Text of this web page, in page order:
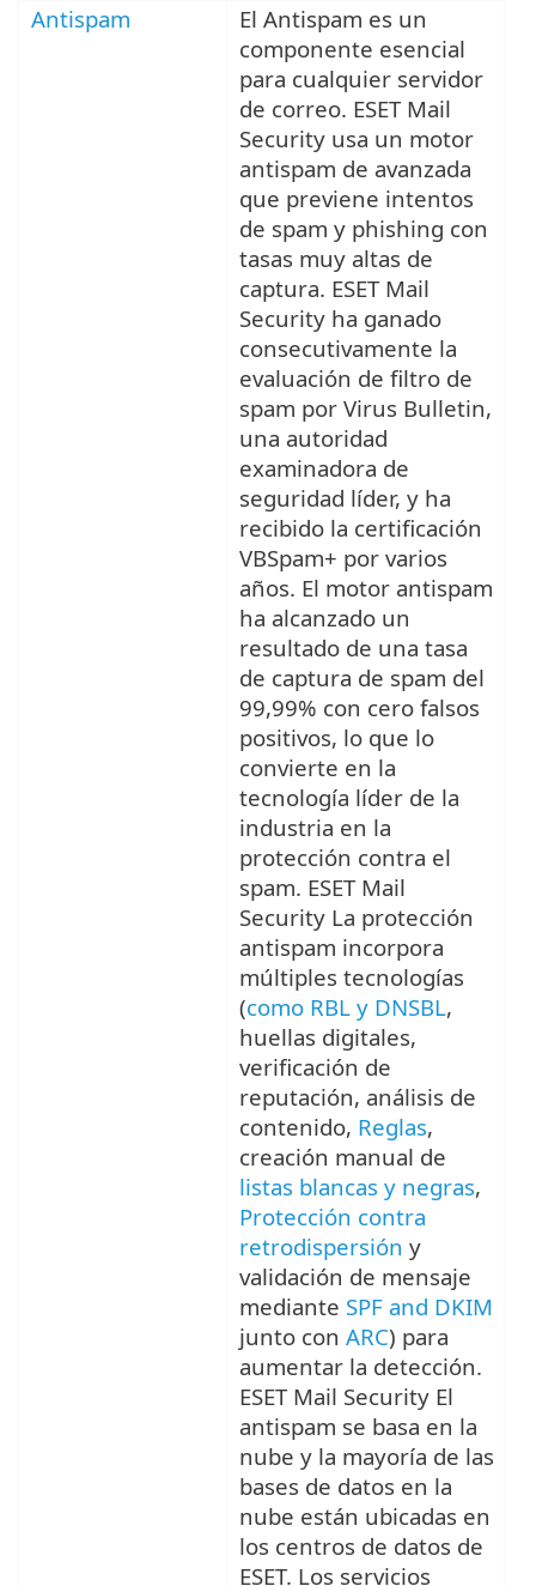
Antispam
El Antispam es un
componente esencial
para cualquier servidor
de correo. ESET Mail
Security usa un motor
antispam de avanzada
que previene intentos
de spam y phishing con
tasas muy altas de
captura. ESET Mail
Security ha ganado
consecutivamente la
evaluación de filtro de
spam por Virus Bulletin,
una autoridad
examinadora de
seguridad líder, y ha
recibido la certificación
VBSpam+ por varios
años. El motor antispam
ha alcanzado un
resultado de una tasa
de captura de spam del
99,99% con cero falsos
positivos, lo que lo
convierte en la
tecnología líder de la
industria en la
protección contra el
spam. ESET Mail
Security La protección
antispam incorpora
múltiples tecnologías
(como RBL y DNSBL,
huellas digitales,
verificación de
reputación, análisis de
contenido, Reglas,
creación manual de
listas blancas y negras,
Protección contra
retrodispersión y
validación de mensaje
mediante SPF and DKIM
junto con ARC) para
aumentar la detección.
ESET Mail Security El
antispam se basa en la
nube y la mayoría de las
bases de datos en la
nube están ubicadas en
los centros de datos de
ESET. Los servicios